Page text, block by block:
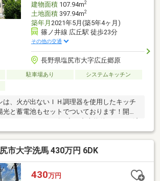
建物面積107.94m2
土地面積397.94m2
築年月 2021年5月(築5年4ヶ月)
篠ノ井線 広丘駅 徒歩23分
その他の交通
長野県塩尻市大字広丘郷原
駐車場あり
システムキッチン
は、火が出ないＩＨ調理器を使用したキッチ
光と蓄電池もセットでついております！開放
ＤＫです。ニーズの高い中古物件にも、経済
いです
市大字洗馬 430万円 6DK
430万円